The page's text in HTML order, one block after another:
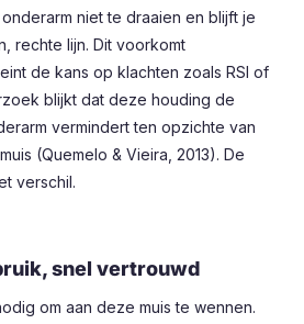
niet te draaien en blijft je
rechte lijn. Dit voorkomt
de kans op klachten zoals RSI of
blijkt dat deze houding de
vermindert ten opzichte van
(Quemelo & Vieira, 2013). De
verschil.
snel vertrouwd
om aan deze muis te wennen.